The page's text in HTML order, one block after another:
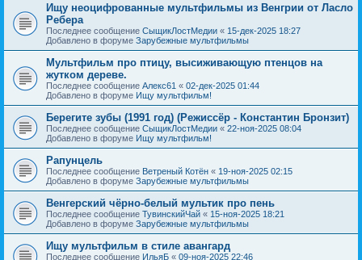
Ищу неоцифрованные мультфильмы из Венгрии от Ласло
Ребера
Последнее сообщение СыщикЛостМедии « 15-дек-2025 18:27
Добавлено в форуме Зарубежные мультфильмы
Мультфильм про птицу, высиживающую птенцов на
жутком дереве.
Последнее сообщение Алекс61 « 02-дек-2025 01:44
Добавлено в форуме Ищу мультфильм!
Берегите зубы (1991 год) (Режиссёр - Константин Бронзит)
Последнее сообщение СыщикЛостМедии « 22-ноя-2025 08:04
Добавлено в форуме Ищу мультфильм!
Рапунцель
Последнее сообщение Ветреный Котён « 19-ноя-2025 02:15
Добавлено в форуме Зарубежные мультфильмы
Венгерский чёрно-белый мультик про пень
Последнее сообщение ТувинскийЧай « 15-ноя-2025 18:21
Добавлено в форуме Зарубежные мультфильмы
Ищу мультфильм в стиле авангард
Последнее сообщение ИльяБ « 09-ноя-2025 22:46